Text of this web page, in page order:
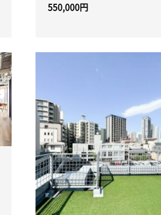
550,000円